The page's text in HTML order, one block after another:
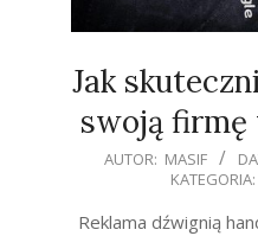
Jak
swoją firmę
2021-
01
AUTOR: MASIF
KATEGORIA:
Reklama dźwignią